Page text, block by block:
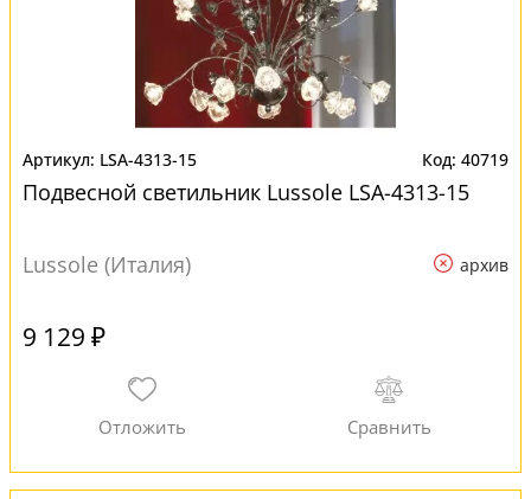
LSA-4313-15 40719
Подвесной светильник Lussole LSA-4313-15
Lussole (Италия) архив
9 129 ₽